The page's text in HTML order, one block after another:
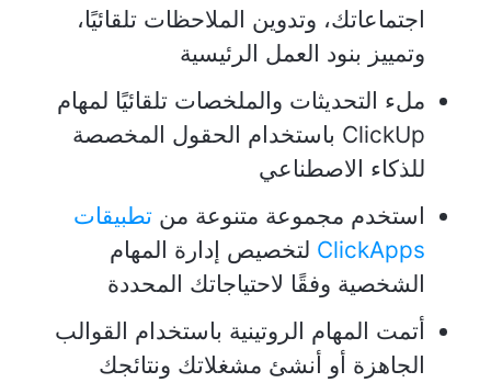
اجتماعاتك، وتدوين الملاحظات تلقائيًا،
وتمييز بنود العمل الرئيسية
ملء التحديثات والملخصات تلقائيًا لمهام
ClickUp باستخدام الحقول المخصصة
للذكاء الاصطناعي
استخدم مجموعة متنوعة من تطبيقات
ClickApps لتخصيص إدارة المهام
الشخصية وفقًا لاحتياجاتك المحددة
أتمت المهام الروتينية باستخدام القوالب
الجاهزة أو أنشئ مشغلاتك ونتائجك